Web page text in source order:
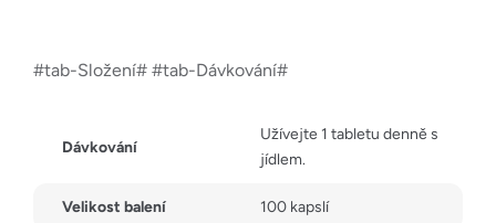
#tab-Složení# #tab-Dávkování#
Dávkování
Užívejte 1 tabletu denně s
jídlem.
Velikost balení 100 kapslí